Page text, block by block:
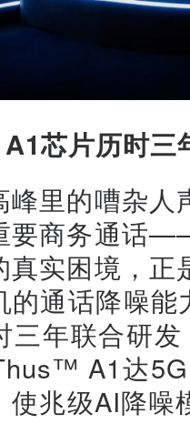
芯片历时三
峰里的嘈杂
要商务通话
真实困境，
的通话降噪
三年联合研
A1达
使兆级AI降